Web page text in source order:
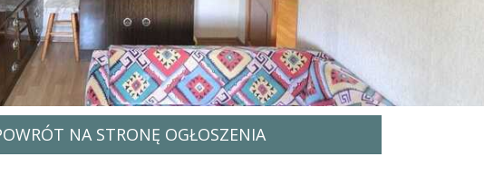
NA STRONĘ OGŁOSZENIA